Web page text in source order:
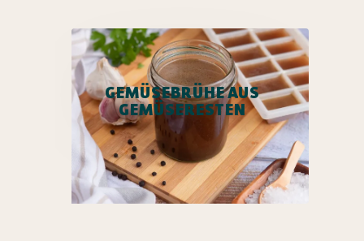
GEMÜSEBRÜHE AUS
GEMÜSERESTEN